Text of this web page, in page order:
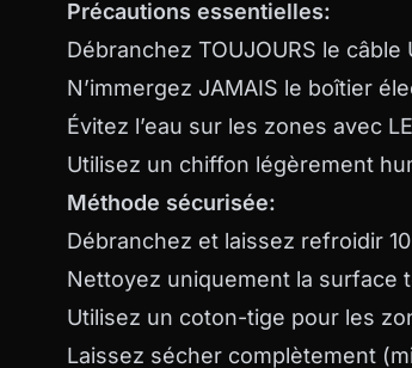
Précautions essentielles:
Débranchez TOUJOURS le
N’immergez JAMAIS le boîtier
Évitez l’eau sur les zones avec
Utilisez un chiffon légèrement
Méthode sécurisée:
Débranchez et laissez refroidir
Nettoyez uniquement la surface
Utilisez un coton-tige pour les
Laissez sécher complètement